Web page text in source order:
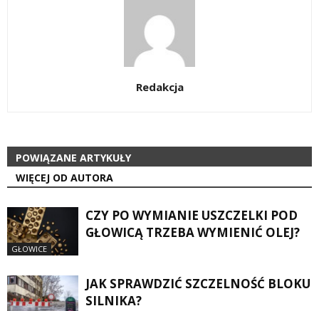
Redakcja
POWIĄZANE ARTYKUŁY
WIĘCEJ OD AUTORA
GŁOWICE
CZY PO WYMIANIE USZCZELKI POD
GŁOWICĄ TRZEBA WYMIENIĆ OLEJ?
JAK SPRAWDZIĆ SZCZELNOŚĆ BLOKU
SILNIKA?